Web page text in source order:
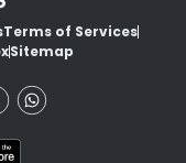
Terms of Services
Sitemap